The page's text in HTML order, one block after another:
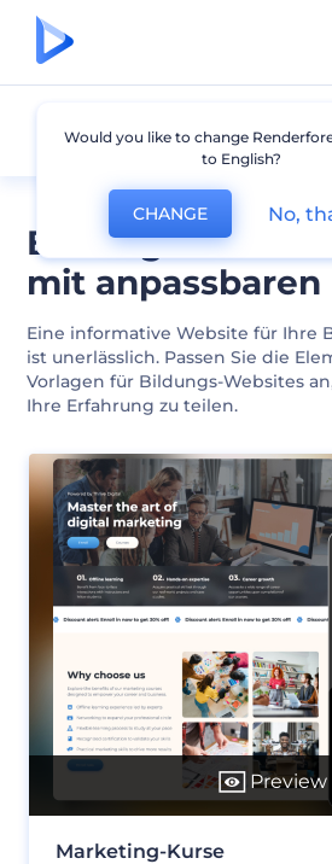
Bildungs-
mit anpassbaren
Eine informative Website für Ihre
ist unerlässlich. Passen Sie die
Vorlagen für Bildungs-Websites
Ihre Erfahrung zu teilen.
Bildung
Preview
Marketing-Kurse
Would you like to change
to English?
CHANGE No,